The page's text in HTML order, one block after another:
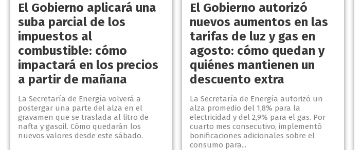
El Gobierno aplicará una
suba parcial de los
impuestos al
combustible: cómo
impactará en los precios
a partir de mañana
La Secretaría de Energía volverá a
postergar una parte del alza en el
gravamen que se traslada al litro de
nafta y gasoil. Cómo quedarán los
nuevos valores desde este sábado.
El Gobierno autorizó
nuevos aumentos en las
tarifas de luz y gas en
agosto: cómo quedan y
quiénes mantienen un
descuento extra
La Secretaría de Energía autorizó un
alza promedio del 1,8% para la
electricidad y del 2,9% para el gas. Por
cuarto mes consecutivo, implementó
bonificaciones adicionales sobre el
consumo para...